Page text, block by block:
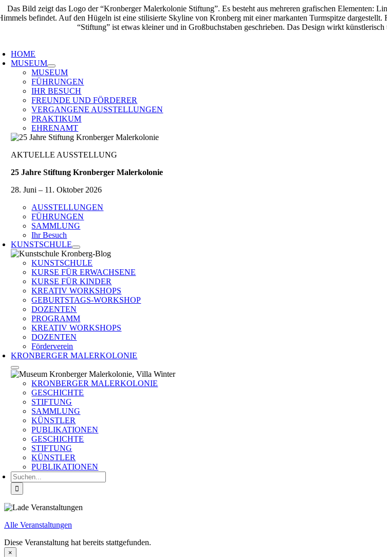
Zum
Inhalt
HOME
MUSEUM
MUSEUM
FÜHRUNGEN
IHR BESUCH
FREUNDE UND FÖRDERER
VERGANGENE AUSSTELLUNGEN
PRAKTIKUM
EHRENAMT
AKTUELLE AUSSTELLUNG
25 Jahre Stiftung Kronberger Malerkolonie
28. Juni – 11. Oktober 2026
AUSSTELLUNGEN
FÜHRUNGEN
SAMMLUNG
Ihr Besuch
KUNSTSCHULE
KUNSTSCHULE
KURSE FÜR ERWACHSENE
KURSE FÜR KINDER
KREATIV WORKSHOPS
GEBURTSTAGS-WORKSHOP
DOZENTEN
PROGRAMM
KREATIV WORKSHOPS
DOZENTEN
Förderverein
KRONBERGER MALERKOLONIE
KRONBERGER MALERKOLONIE
GESCHICHTE
STIFTUNG
SAMMLUNG
KÜNSTLER
PUBLIKATIONEN
GESCHICHTE
STIFTUNG
KÜNSTLER
PUBLIKATIONEN
Suche
nach:
Alle Veranstaltungen
Diese Veranstaltung hat bereits stattgefunden.
×